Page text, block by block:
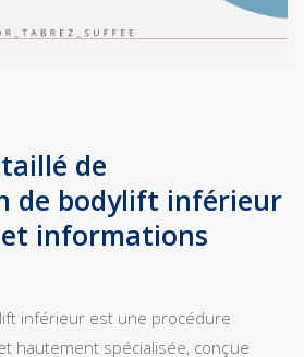
de
de bodylift inférieur
et informations
inférieur est une procédure
hautement spécialisée, conçue